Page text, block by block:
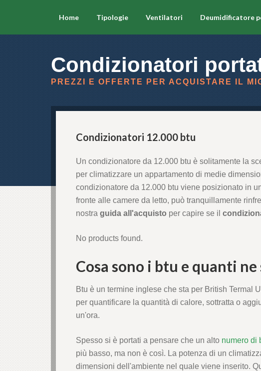
Home Tipologie Ventilatori Deumidificatore
Condizionatori
PREZZI E OFFERTE PER ACQUISTARE IL
Condizionatori 12.000 btu
Un condizionatore da 12.000 btu è solitamente la
per climatizzare un appartamento di medie
condizionatore da 12.000 btu viene posizionato in
fronte alle camere da letto, può tranquillamente
nostra guida all'acquisto per capire se il
No products found.
Cosa sono i btu e quanti
Btu è un termine inglese che sta per British Termal
per quantificare la quantità di calore, sottratta o
un'ora.
Spesso si è portati a pensare che un alto numero di
più basso, ma non è così. La potenza di un
dimensioni dell'ambiente nel quale viene inserito.